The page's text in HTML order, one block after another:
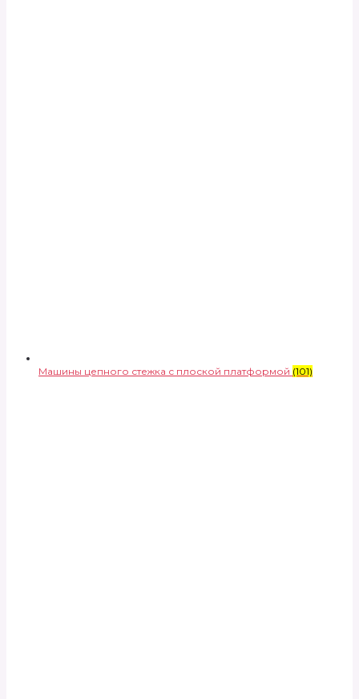
Машины цепного стежка с плоской платформой (101)